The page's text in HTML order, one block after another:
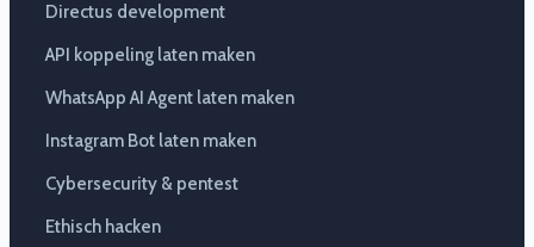
Directus development
API koppeling laten maken
WhatsApp AI Agent laten maken
Instagram Bot laten maken
Cybersecurity & pentest
Ethisch hacken